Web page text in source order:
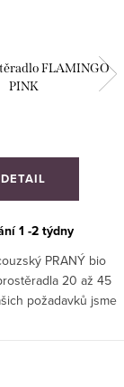
FLAMINGO
PINK
DETAIL
1 -2 týdny
PRANÝ bio
20 až 45
požadavků jsme
Zašlete